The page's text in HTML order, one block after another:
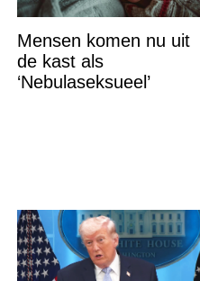
Mensen komen nu uit
de kast als
‘Nebulaseksueel’